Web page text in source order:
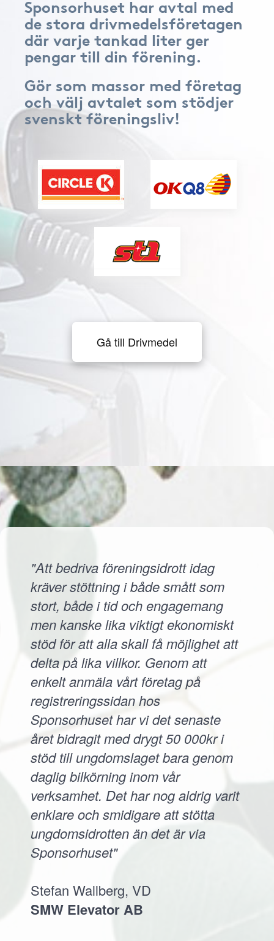
Sponsorhuset har avtal med
de stora drivmedelsföretagen
där varje tankad liter ger
pengar till din förening.
Gör som massor med företag
och välj avtalet som stödjer
svenskt föreningsliv!
Gå till Drivmedel
"Att bedriva föreningsidrott idag
kräver stöttning i både smått som
stort, både i tid och engagemang
men kanske lika viktigt ekonomiskt
stöd för att alla skall få möjlighet att
delta på lika villkor. Genom att
enkelt anmäla vårt företag på
registreringssidan hos
Sponsorhuset har vi det senaste
året bidragit med drygt 50 000kr i
stöd till ungdomslaget bara genom
daglig bilkörning inom vår
verksamhet. Det har nog aldrig varit
enklare och smidigare att stötta
ungdomsidrotten än det är via
Sponsorhuset"
Stefan Wallberg, VD
SMW Elevator AB